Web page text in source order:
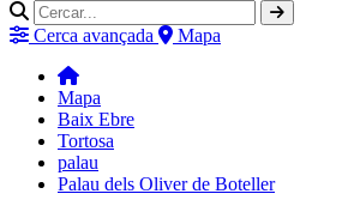
Cerca avançada Mapa
Mapa
Baix Ebre
Tortosa
palau
Palau dels Oliver de Boteller